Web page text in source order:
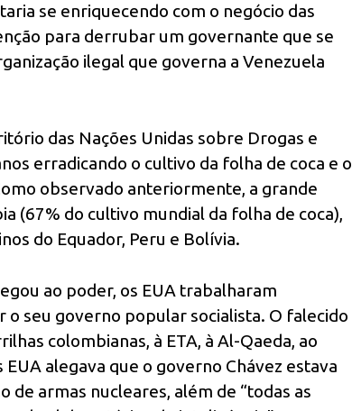
se enriquecendo com o negócio das
para derrubar um governante que se
ilegal que governa a Venezuela
das Nações Unidas sobre Drogas e
erradicando o cultivo da folha de coca e o
observado anteriormente, a grande
(67% do cultivo mundial da folha de coca),
do Equador, Peru e Bolívia.
ao poder, os EUA trabalharam
seu governo popular socialista. O falecido
colombianas, à ETA, à Al-Qaeda, ao
alegava que o governo Chávez estava
armas nucleares, além de “todas as